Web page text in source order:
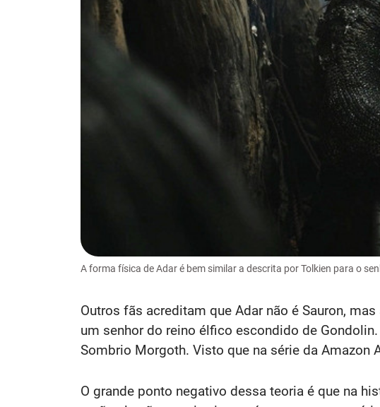
A forma física de Adar é bem similar a descrita por Tolkien para o
Outros fãs acreditam que Adar não é Sauron,
um senhor do reino élfico escondido de
Sombrio Morgoth. Visto que na série da
O grande ponto negativo dessa teoria é que na